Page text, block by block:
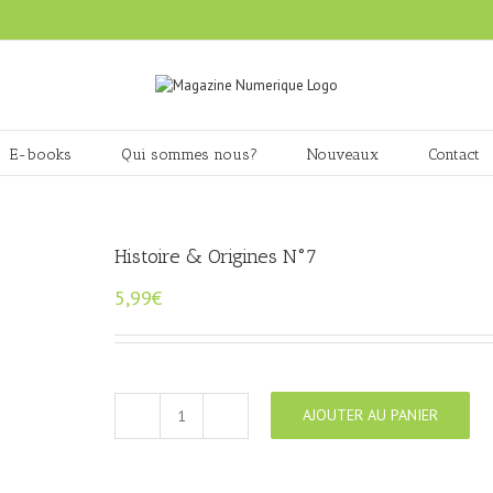
E-books Qui sommes nous? Nouveaux Contact
Histoire & Origines N°7
5,99€
quantité
AJOUTER AU PANIER